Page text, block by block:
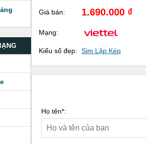
Giá bán: 1.690.000 ₫
Mạng:
Kiểu số đẹp: Sim Lặp Kép
Họ tên*: